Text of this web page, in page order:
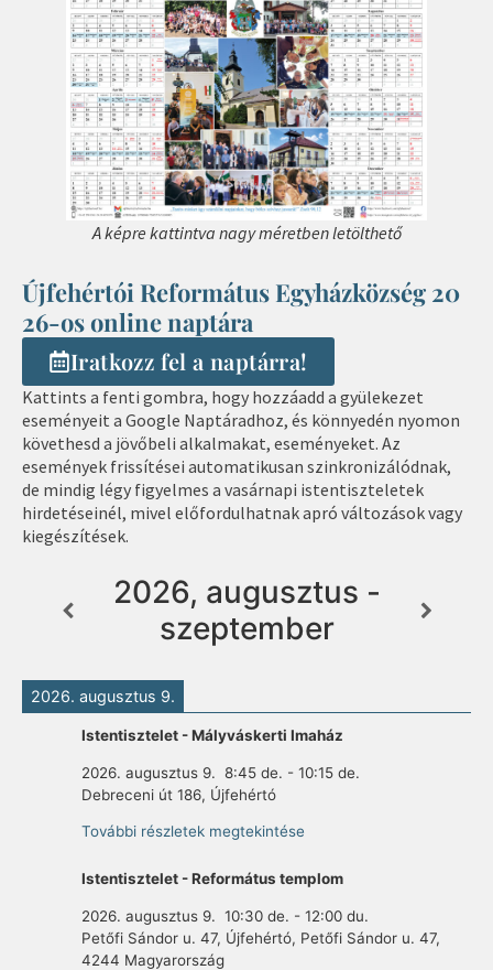
A képre kattintva nagy méretben letölthető
Újfehértói Református Egyházközség 20
26-os online naptára
Iratkozz fel a naptárra!
Kattints a fenti gombra, hogy hozzáadd a gyülekezet
eseményeit a Google Naptáradhoz, és könnyedén nyomon
követhesd a jövőbeli alkalmakat, eseményeket. Az
események frissítései automatikusan szinkronizálódnak,
de mindig légy figyelmes a vasárnapi istentiszteletek
hirdetéseinél, mivel előfordulhatnak apró változások vagy
kiegészítések.
2026, augusztus -
szeptember
2026. augusztus 9.
Istentisztelet - Mályváskerti Imaház
2026. augusztus 9. 8:45 de. - 10:15 de.
Debreceni út 186, Újfehértó
További részletek megtekintése
Istentisztelet - Református templom
2026. augusztus 9. 10:30 de. - 12:00 du.
Petőfi Sándor u. 47, Újfehértó, Petőfi Sándor u. 47,
4244 Magyarország